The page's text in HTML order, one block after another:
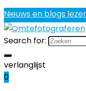
Nieuws en blogs
Search for:
verlanglijst
0